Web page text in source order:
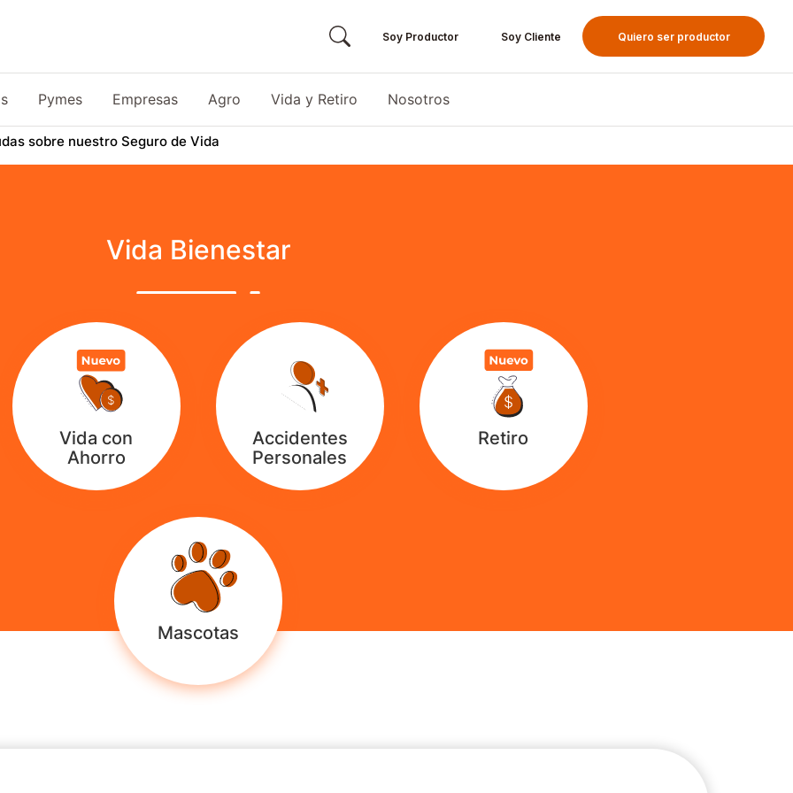
Soy Productor Soy Cliente Quiero ser productor
Pymes Empresas Agro Vida y Retiro Nosotros
sobre nuestro Seguro de Vida
Vida Bienestar
Vida con
Ahorro
Accidentes
Personales
Retiro
Mascotas